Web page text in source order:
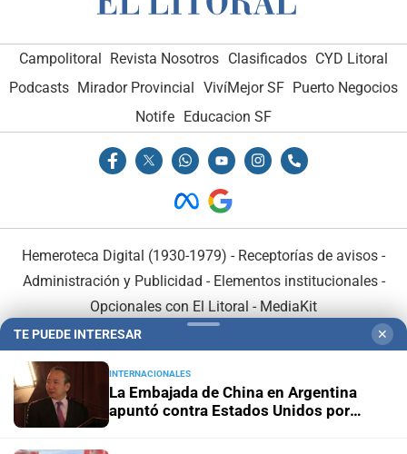
Campolitoral Revista Nosotros Clasificados CYD Litoral
Podcasts Mirador Provincial VivíMejor SF Puerto Negocios
Notife Educacion SF
Hemeroteca Digital (1930-1979) - Receptorías de avisos -
Administración y Publicidad - Elementos institucionales-
Opcionales con El Litoral - MediaKit
TE PUEDE INTERESAR ✕
INTERNACIONALES
La Embajada de China en Argentina
apuntó contra Estados Unidos por